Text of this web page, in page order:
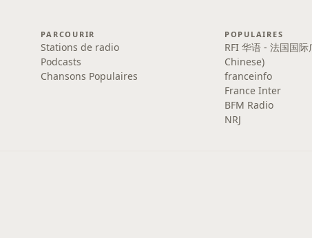
PARCOURIR
Stations de radio
Podcasts
Chansons Populaires
POPULAIRES
RFI 华语 - 法国国际
Chinese)
franceinfo
France Inter
BFM Radio
NRJ